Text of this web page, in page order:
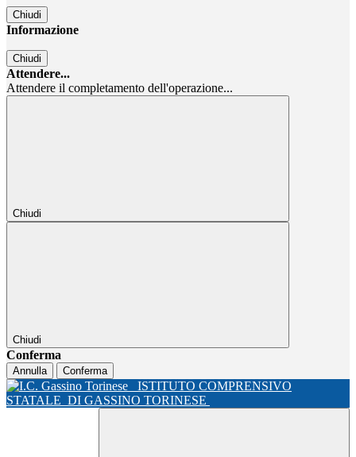
Chiudi
Informazione
Chiudi
Attendere...
Attendere il completamento dell'operazione...
Chiudi
Chiudi
Conferma
Annulla Conferma
ISTITUTO COMPRENSIVO
STATALE DI GASSINO TORINESE